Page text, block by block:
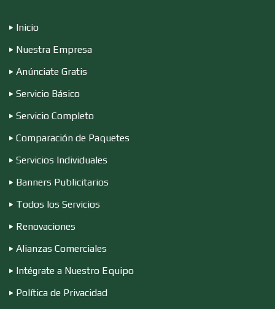
Compresores de aire
Computadoras
Conferencias Empresariales
Inicio
Nuestra Empresa
Anúnciate Gratis
Servicio Básico
Servicio Completo
Comparación de Paquetes
Servicios Individuales
Banners Publicitarios
Todos los Servicios
Renovaciones
Alianzas Comerciales
Intégrate a Nuestro Equipo
Política de Privacidad